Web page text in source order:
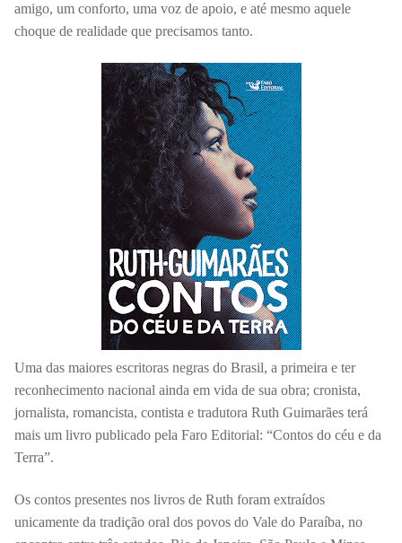
amigo, um conforto, uma voz de apoio, e até mesmo aquele
choque de realidade que precisamos tanto.
Uma das maiores escritoras negras do Brasil, a primeira e ter
reconhecimento nacional ainda em vida de sua obra; cronista,
jornalista, romancista, contista e tradutora Ruth Guimarães terá
mais um livro publicado pela Faro Editorial: “Contos do céu e da
Terra”.
Os contos presentes nos livros de Ruth foram extraídos
unicamente da tradição oral dos povos do Vale do Paraíba, no